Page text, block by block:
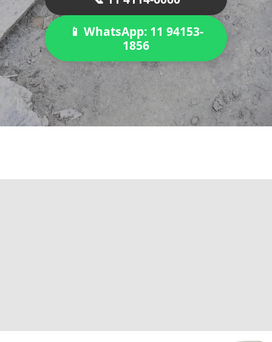
📱 WhatsApp: 11 94153-
1856